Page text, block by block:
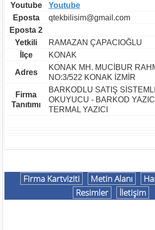
Youtube
Youtube
Eposta
qtekbilisim@gmail.com
Eposta 2
Yetkili
RAMAZAN ÇAPACIOĞLU
İlçe
KONAK
Adres
KONAK MH. MUCİBUR
NO:3/522 KONAK İZMİR
Firma
Tanıtımı
BARKODLU SATIŞ
OKUYUCU - BARKOD
TERMAL YAZICI
Firma Kartviziti Metin Alanı
Resimler
İletişim